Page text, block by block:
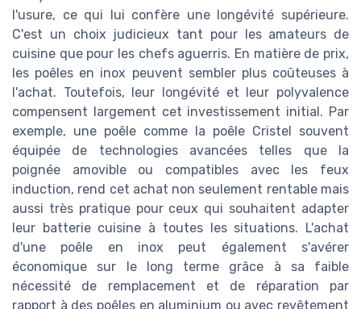
l'usure, ce qui lui confère une longévité supérieure.
C'est un choix judicieux tant pour les amateurs de
cuisine que pour les chefs aguerris. En matière de prix,
les poêles en inox peuvent sembler plus coûteuses à
l'achat. Toutefois, leur longévité et leur polyvalence
compensent largement cet investissement initial. Par
exemple, une poêle comme la poêle Cristel souvent
équipée de technologies avancées telles que la
poignée amovible ou compatibles avec les feux
induction, rend cet achat non seulement rentable mais
aussi très pratique pour ceux qui souhaitent adapter
leur batterie cuisine à toutes les situations. L'achat
d'une poêle en inox peut également s'avérer
économique sur le long terme grâce à sa faible
nécessité de remplacement et de réparation par
rapport à des poêles en aluminium ou avec revêtement